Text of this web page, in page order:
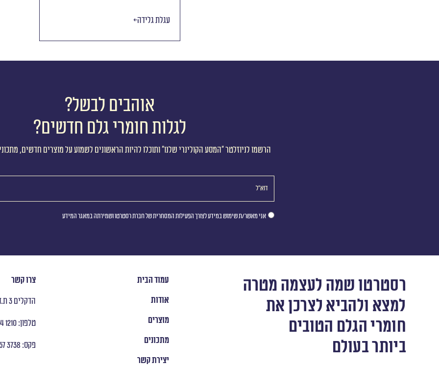
עגלת גלידה
אוהבים לבשל?
לגלות חומרי גלם חדשים?
הרשמו לניוזלטר ״המסע הקולינרי שלנו״ ותוכלו להיות הראשונים לשמוע על מוצרים חדשים,
אני מאשר/ת שימוש במידע לצורך הפעילות המסחרית של חברת רסטרטו ושמירתה במאגר המידע
רסטרטו שמה לעצמה מטרה
למצא ולהביא לצרכן את
חומרי הגלם הטובים
ביותר בעולם
עמוד הבית
אודות
מוצרים
מתכונים
יצירת קשר
צרו קשר
הדקלים 3 ת.ד 8053 ראש העין
טלפון: ‭ +972 9 954 1210
פקס: ‭ +972 9 957 3738